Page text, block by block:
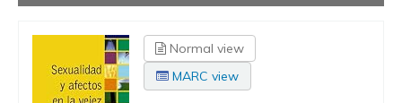
Normal view
MARC view